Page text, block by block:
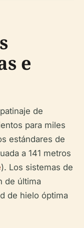
e
de
para miles
estándares de
a 141 metros
). Los sistemas de
de última
de hielo óptima